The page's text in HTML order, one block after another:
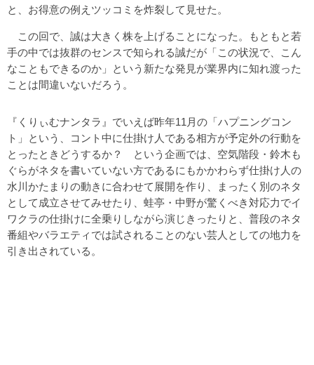
と、お得意の例えツッコミを炸裂して見せた。
この回で、誠は大きく株を上げることになった。もともと若
手の中では抜群のセンスで知られる誠だが「この状況で、こん
なこともできるのか」という新たな発見が業界内に知れ渡った
ことは間違いないだろう。
『くりぃむナンタラ』でいえば昨年11月の「ハプニングコン
ト」という、コント中に仕掛け人である相方が予定外の行動を
とったときどうするか？ という企画では、空気階段・鈴木も
ぐらがネタを書いていない方であるにもかかわらず仕掛け人の
水川かたまりの動きに合わせて展開を作り、まったく別のネタ
として成立させてみせたり、蛙亭・中野が驚くべき対応力でイ
ワクラの仕掛けに全乗りしながら演じきったりと、普段のネタ
番組やバラエティでは試されることのない芸人としての地力を
引き出されている。